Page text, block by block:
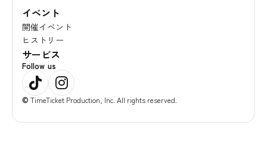
イベント
開催イベント
ヒストリー
サービス
© TimeTicket Production, Inc. All rights reserved.
Follow us